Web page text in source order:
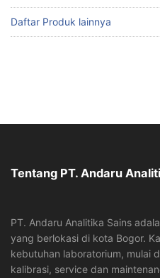
Daftar Produk lainnya
Tentang PT. Andaru
PT. Andaru Analitika Sains
yang berlokasi di kota Bogor.
kebutuhan laboratorium, mulai
kalibrasi, service dan